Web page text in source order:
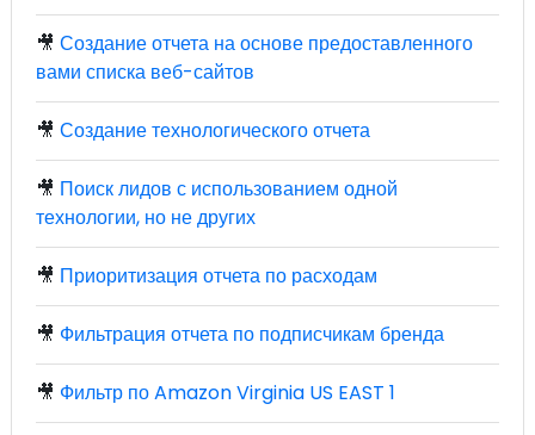
🎥 Создание отчета на основе предоставленного
вами списка веб-сайтов
🎥 Создание технологического отчета
🎥 Поиск лидов с использованием одной
технологии, но не других
🎥 Приоритизация отчета по расходам
🎥 Фильтрация отчета по подписчикам бренда
🎥 Фильтр по Amazon Virginia US EAST 1